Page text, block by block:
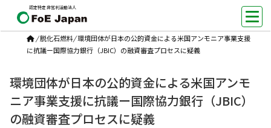
認定特定非営利活動法人
/脱化石燃料/環境団体が日本の公的資金による米国アンモニア事業支援
に抗議ー国際協力銀行（JBIC）の融資審査プロセスに疑義
環境団体が日本の公的資金による米国アンモ
ニア事業支援に抗議ー国際協力銀行（JBIC）
の融資審査プロセスに疑義